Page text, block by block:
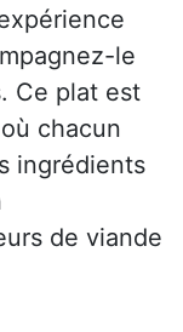
le
Ce plat est
chacun
ingrédients
de viande